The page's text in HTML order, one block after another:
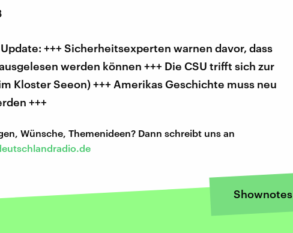
+++ Sicherheitsexperten warnen davor, dass
werden können +++ Die CSU trifft sich zur
Kloster Seeon) +++ Amerikas Geschichte muss neu
+++
Wünsche, Themenideen? Dann schreibt uns an
Shownotes